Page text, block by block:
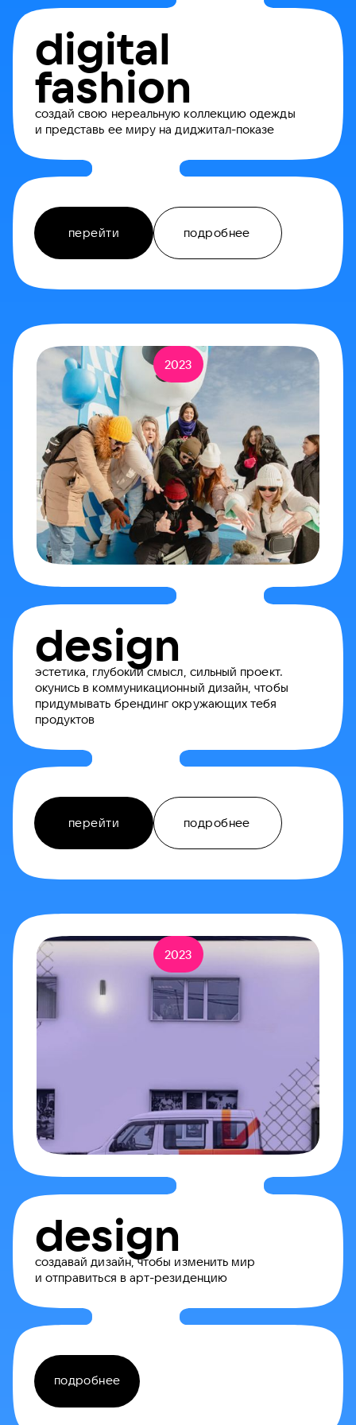
digital
fashion
создай свою нереальную коллекцию одежды
и представь ее миру на диджитал-показе
перейти подробнее
design
эстетика, глубокий смысл, сильный проект.
окунись в коммуникационный дизайн, чтобы
придумывать брендинг окружающих тебя
продуктов
перейти подробнее
2023
design
создавай дизайн, чтобы изменить мир
и отправиться в арт-резиденцию
подробнее
2023